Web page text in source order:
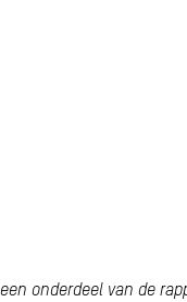
onderdeel van de